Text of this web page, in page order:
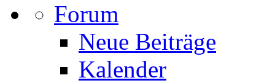
Forum
Neue Beiträge
Kalender